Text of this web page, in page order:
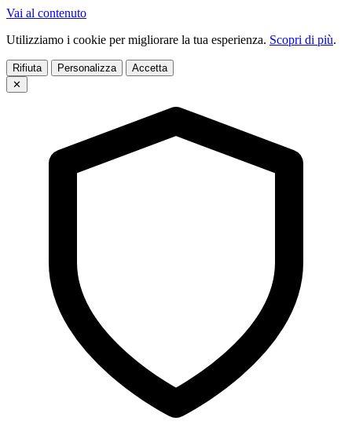
Vai al contenuto
Utilizziamo i cookie per migliorare la tua esperienza. Scopri di più.
Rifiuta Personalizza
Accetta
✕